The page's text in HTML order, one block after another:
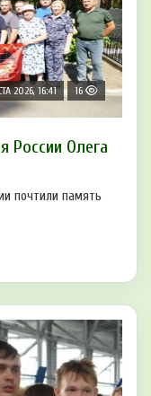
2026, 16:41 16
России Олега
почтили память